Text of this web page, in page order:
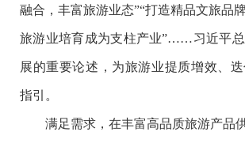
融合，丰富旅游业态”“打造精品文旅品
旅游业培育成为支柱产业”……习近平
展的重要论述，为旅游业提质增效、
指引。
满足需求，在丰富高品质旅游产品